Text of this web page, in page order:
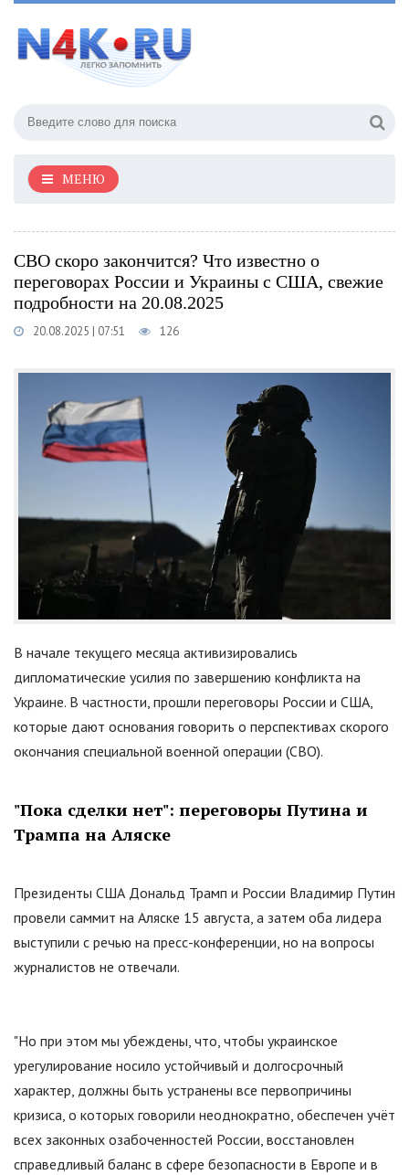
МЕНЮ
СВО скоро закончится? Что известно о
переговорах России и Украины с США, свежие
подробности на 20.08.2025
20.08.2025 | 07:51 126
В начале текущего месяца активизировались
дипломатические усилия по завершению конфликта на
Украине. В частности, прошли переговоры России и США,
которые дают основания говорить о перспективах скорого
окончания специальной военной операции (СВО).
"Пока сделки нет": переговоры Путина и
Трампа на Аляске
Президенты США Дональд Трамп и России Владимир Путин
провели саммит на Аляске 15 августа, а затем оба лидера
выступили с речью на пресс-конференции, но на вопросы
журналистов не отвечали.
"Но при этом мы убеждены, что, чтобы украинское
урегулирование носило устойчивый и долгосрочный
характер, должны быть устранены все первопричины
кризиса, о которых говорили неоднократно, обеспечен учёт
всех законных озабоченностей России, восстановлен
справедливый баланс в сфере безопасности в Европе и в